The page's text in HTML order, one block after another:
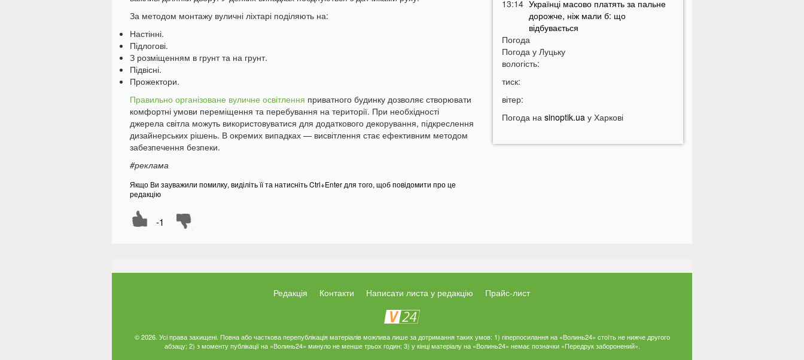
За методом монтажу вуличні ліхтарі поділяють на:
Настінні.
Підлогові.
З розміщенням в грунт та на грунт.
Підвісні.
Прожектори.
Правильно організоване вуличне освітлення приватного будинку дозволяє створювати
комфортні умови переміщення та перебування на території. При необхідності
джерела світла можуть використовуватися для додаткового декорування, підкреслення
дизайнерських рішень. В окремих випадках — висвітлення стає ефективним методом
забезпечення безпеки.
#реклама
Якщо Ви зауважили помилку, виділіть її та натисніть Ctrl+Enter для того, щоб повідомити про це
редакцію
-1
13:14 Українці масово платять за пальне
дорожче, ніж мали б: що
відбувається
12:45 Українців попередили про
повернення графіків відключень
світла
12:26
12:13 Популярний продукт подорожчав на
11:44 У Луцьку чоловік вдарив сусіда
річна дитина
10:43 Українці можуть втратити відстрочку
постраждали п’ятеро підлітків
10:11 На Волині два дні вируватиме
Погода
Погода у Луцьку
вологість:
тиск:
вітер:
Погода на sinoptik.uaу Харкові
Редакція Контакти Написати листа у редакцію Прайс-лист
© 2026. Усі права захищені. Повна або часткова перепублікація матеріалів можлива лише за дотримання таких умов: 1) гіперпосилання на «Волинь24» стоїть не нижче другого
абзацу; 2) з моменту публікації на «Волинь24» минуло не менше трьох годин; 3) у кінці матеріалу на «Волинь24» немає позначки «Передрук заборонений».